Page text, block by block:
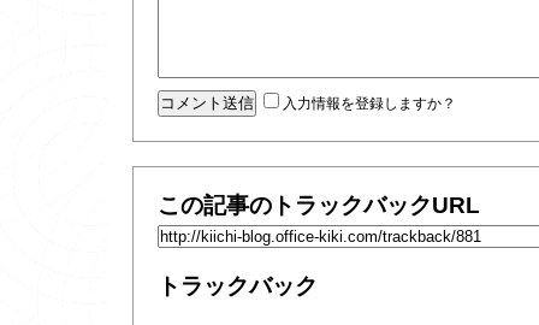
入力情報を登録しますか？
この記事のトラックバックURL
トラックバック